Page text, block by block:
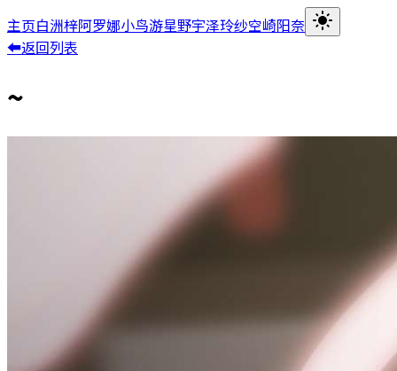
主页白洲梓阿罗娜小鸟游星野宇泽玲纱空崎阳奈
⬅返回列表
~